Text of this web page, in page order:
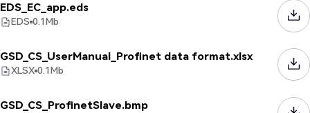
EDS_EC_app.eds
EDS 0.1Mb
GSD_CS_UserManual_Profinet data format.xlsx
XLSX 0.1Mb
GSD_CS_ProfinetSlave.bmp